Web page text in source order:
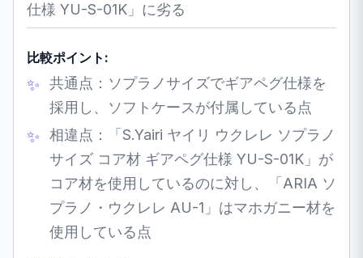
仕様 YU-S-01K」に劣る
比較ポイント:
共通点：ソプラノサイズでギアペグ仕様を
採用し、ソフトケースが付属している点
相違点：「S.Yairi ヤイリ ウクレレ ソプラノ
サイズ コア材 ギアペグ仕様 YU-S-01K」が
コア材を使用しているのに対し、「ARIA ソ
プラノ・ウクレレ AU-1」はマホガニー材を
使用している点